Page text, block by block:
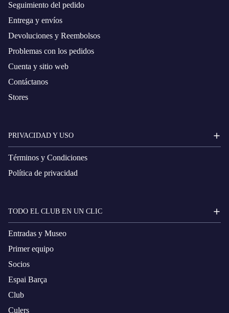
Seguimiento del pedido
Entrega y envíos
Devoluciones y Reembolsos
Problemas con los pedidos
Cuenta y sitio web
Contáctanos
Stores
PRIVACIDAD Y USO
Términos y Condiciones
Política de privacidad
TODO EL CLUB EN UN CLIC
Entradas y Museo
Primer equipo
Socios
Espai Barça
Club
Culers